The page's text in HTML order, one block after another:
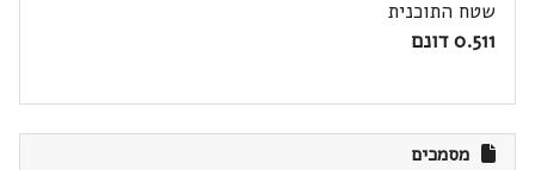
שטח התוכנית
0.511 דונם
מסמכים